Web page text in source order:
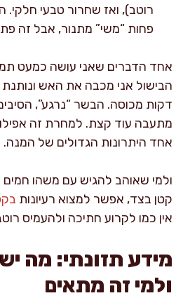
רוטב), ואז שחרור טבעי
פחות “משי” מתנור, אבל זה
אחד הדברים שאני עושה כמעט
דקות מכוסה. הבשר “נרגע”,
מתעבה עוד קצת. למחרת זה אפילו
אחד היתרונות הגדולים של המנה.
ולמי שאוהב להגיש עם משהו חמים
קטן בצד, אפשר למצוא רעיונות
אין כמו לקרוע חתיכה ולהעמיס
מידע תזונתי: מה
ולמי זה מתאים